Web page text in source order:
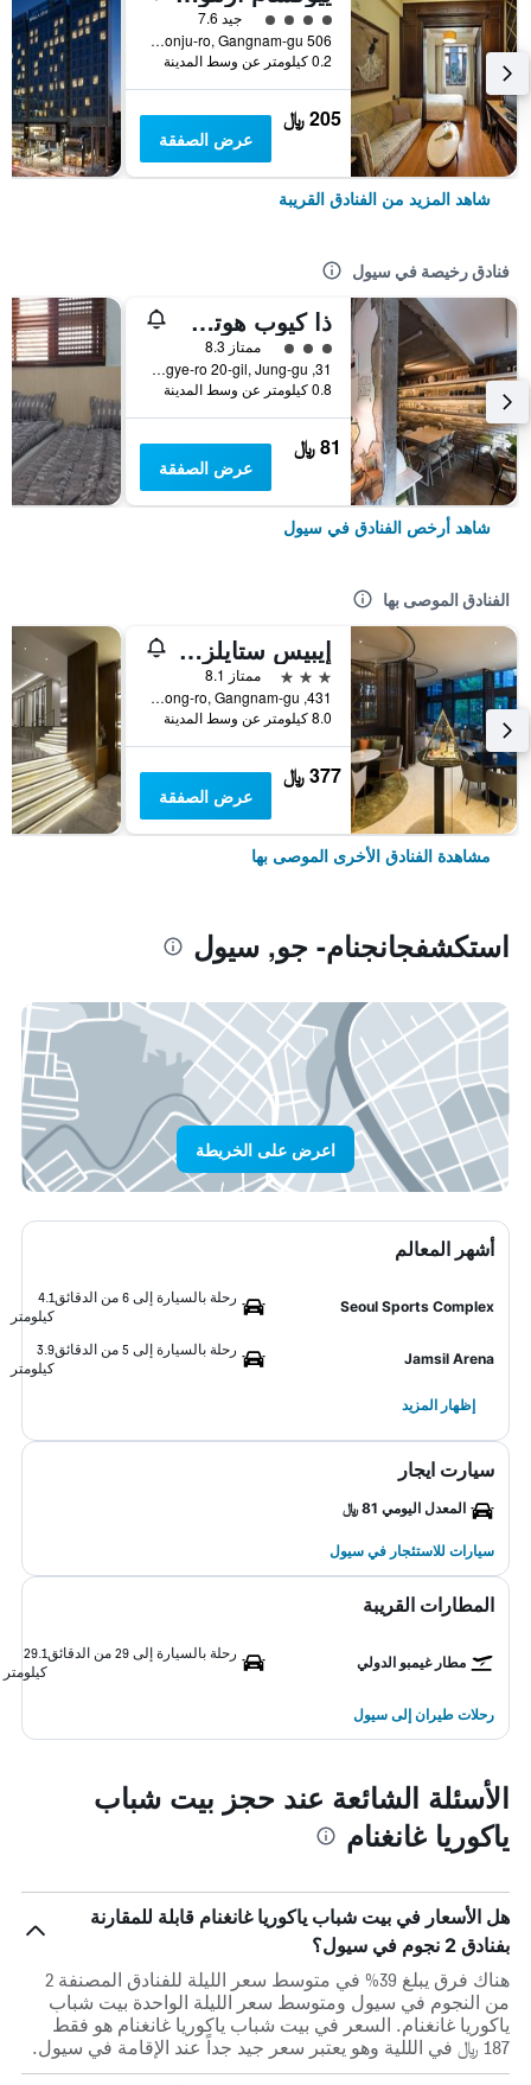
تقييم فئة 4
جيد 7.6
506 Eonju-ro, Gangnam-gu, سيول, كوريا الجنوبية
0.2 كيلومتر عن وسط المدينة
205 ﷼
عرض الصفقة
شاهد المزيد من الفنادق القريبة
فنادق رخيصة في سيول
ذا كيوب هوتل - دار ضيافة
تقييم فئة 3ممتاز 8.3
31, Toegye-ro 20-gil, Jung-gu, سيول, كوريا الجنوبية
0.8 كيلومتر عن وسط المدينة
81 ﷼
عرض الصفقة
شاهد أرخص الفنادق في سيول
الفنادق الموصى بها
إيبيس ستايلز أمباسادور سيول غانغنام
3 نجوم
ممتاز 8.1
431, Samseong-ro, Gangnam-gu, سيول, كوريا الجنوبية
8.0 كيلومتر عن وسط المدينة
377 ﷼
عرض الصفقة
مشاهدة الفنادق الأخرى الموصى بها
استكشفجانجنام- جو, سيول
اعرض على الخريطة
أشهر المعالم
Seoul Sports Complex
رحلة بالسيارة إلى 6 من الدقائق
4.1
كيلومتر
Jamsil Arena
رحلة بالسيارة إلى 5 من الدقائق
3.9
كيلومتر
إظهار المزيد
سيارت ايجار
المعدل اليومي 81 ﷼
سيارات للاستئجار في سيول
المطارات القريبة
مطار غيمبو الدولي
رحلة بالسيارة إلى 29 من الدقائق
29.1
كيلومتر
رحلات طيران إلى سيول
الأسئلة الشائعة عند حجز بيت شباب
ياكوريا غانغنام
هل الأسعار في بيت شباب ياكوريا غانغنام قابلة للمقارنة
بفنادق 2 نجوم في سيول؟
هناك فرق يبلغ 39% في متوسط ​​سعر الليلة للفنادق المصنفة 2
من النجوم في سيول ومتوسط ​​سعر الليلة الواحدة بيت شباب
ياكوريا غانغنام. السعر في بيت شباب ياكوريا غانغنام هو فقط
187 ﷼ في الللية وهو يعتبر سعر جيد جداً عند الإقامة في سيول.